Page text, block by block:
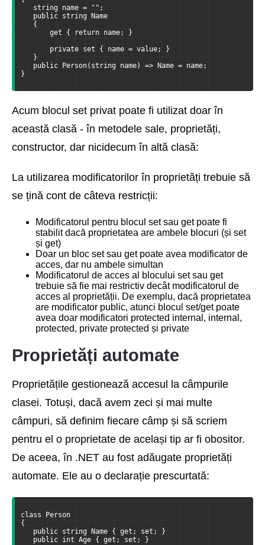
string name = "";
public string Name
{
get { return name; }
private set { name = value; }
}
public Person(string name) => Name = name;
}
Acum blocul set privat poate fi utilizat doar în
această clasă - în metodele sale, proprietăți,
constructor, dar nicidecum în altă clasă:
La utilizarea modificatorilor în proprietăți trebuie să
se țină cont de câteva restricții:
Modificatorul pentru blocul set sau get poate fi
stabilit dacă proprietatea are ambele blocuri (și set
și get)
Doar un bloc set sau get poate avea modificator de
acces, dar nu ambele simultan
Modificatorul de acces al blocului set sau get
trebuie să fie mai restrictiv decât modificatorul de
acces al proprietății. De exemplu, dacă proprietatea
are modificator public, atunci blocul set/get poate
avea doar modificatori protected internal, internal,
protected, private protected și private
Proprietăți automate
Proprietățile gestionează accesul la câmpurile
clasei. Totuși, dacă avem zeci și mai multe
câmpuri, să definim fiecare câmp și să scriem
pentru el o proprietate de același tip ar fi obositor.
De aceea, în .NET au fost adăugate proprietăți
automate. Ele au o declarație prescurtată:
class Person
{
public string Name { get; set; }
public int Age { get; set; }